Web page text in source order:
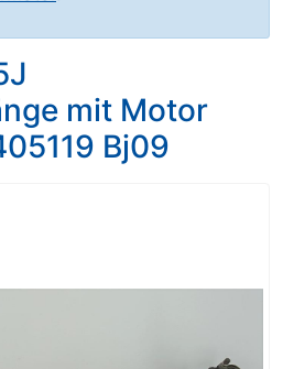
mit Motor
Bj09